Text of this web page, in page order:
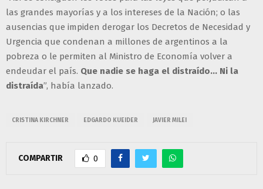
las grandes mayorías y a los intereses de la Nación; o las
ausencias que impiden derogar los Decretos de Necesidad y
Urgencia que condenan a millones de argentinos a la
pobreza o le permiten al Ministro de Economía volver a
endeudar el país. Que nadie se haga el distraído… Ni la
distraída”, había lanzado.
CRISTINA KIRCHNER EDGARDO KUEIDER JAVIER MILEI
COMPARTIR 0